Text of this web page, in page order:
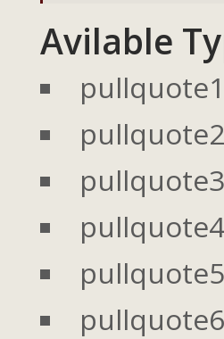
Avilable
pullquote1
pullquote2
pullquote3
pullquote4
pullquote5
pullquote6